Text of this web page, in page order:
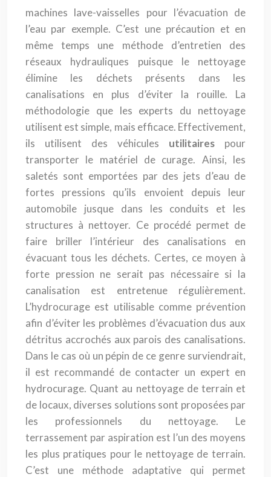
machines lave-vaisselles pour l’évacuation de
l’eau par exemple. C’est une précaution et en
même temps une méthode d’entretien des
réseaux hydrauliques puisque le nettoyage
élimine les déchets présents dans les
canalisations en plus d’éviter la rouille. La
méthodologie que les experts du nettoyage
utilisent est simple, mais efficace. Effectivement,
ils utilisent des véhicules utilitaires pour
transporter le matériel de curage. Ainsi, les
saletés sont emportées par des jets d’eau de
fortes pressions qu’ils envoient depuis leur
automobile jusque dans les conduits et les
structures à nettoyer. Ce procédé permet de
faire briller l’intérieur des canalisations en
évacuant tous les déchets. Certes, ce moyen à
forte pression ne serait pas nécessaire si la
canalisation est entretenue régulièrement.
L’hydrocurage est utilisable comme prévention
afin d’éviter les problèmes d’évacuation dus aux
détritus accrochés aux parois des canalisations.
Dans le cas où un pépin de ce genre surviendrait,
il est recommandé de contacter un expert en
hydrocurage. Quant au nettoyage de terrain et
de locaux, diverses solutions sont proposées par
les professionnels du nettoyage. Le
terrassement par aspiration est l’un des moyens
les plus pratiques pour le nettoyage de terrain.
C’est une méthode adaptative qui permet